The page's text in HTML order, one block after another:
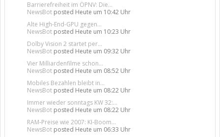
Barrierefreiheit im ÖPNV: Die...
NewsBot posted Heute um 10:42 Uhr
Alte High-End-GPU gegen...
NewsBot posted Heute um 10:23 Uhr
Dolby Vision 2 startet per...
NewsBot posted Heute um 09:32 Uhr
Vier Milliardenfilme schon...
NewsBot posted Heute um 08:52 Uhr
Mobiles Bezahlen bleibt in...
NewsBot posted Heute um 08:22 Uhr
Immer wieder sonntags KW 32:...
NewsBot posted Heute um 08:22 Uhr
RAM-Preise wie 2007: KI-Boom...
NewsBot posted Heute um 06:33 Uhr